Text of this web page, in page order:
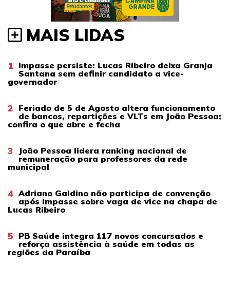
MAIS LIDAS
1 Impasse persiste: Lucas Ribeiro deixa Granja
Santana sem definir candidato a vice-
governador
2 Feriado de 5 de Agosto altera funcionamento
de bancos, repartições e VLTs em João Pessoa;
confira o que abre e fecha
3
João Pessoa lidera ranking nacional de
remuneração para professores da rede
municipal
4 Adriano Galdino não participa de convenção
após impasse sobre vaga de vice na chapa de
Lucas Ribeiro
5 PB Saúde integra 117 novos concursados e
reforça assistência à saúde em todas as
regiões da Paraíba